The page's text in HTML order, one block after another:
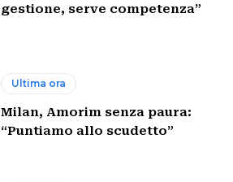
gestione, serve competenza”
Ultima ora
Milan, Amorim senza paura:
“Puntiamo allo scudetto”